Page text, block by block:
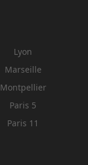
Lyon
Marseille
Montpellier
Paris 5
Paris 11